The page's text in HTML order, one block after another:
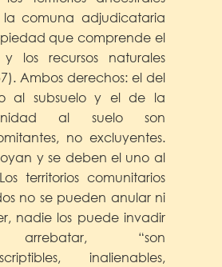
comuna adjudicataria
que comprende el
y los recursos naturales
Ambos derechos: el del
al subsuelo y el de la
al suelo son
no excluyentes.
y se deben el uno al
territorios comunitarios
no se pueden anular ni
nadie los puede invadir
“son
inalienables,